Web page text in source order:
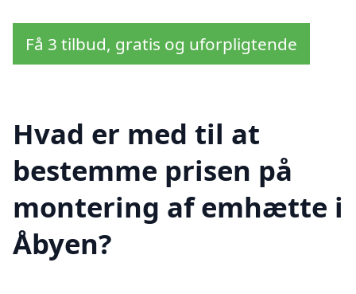
Få 3 tilbud, gratis og uforpligtende
Hvad er med til at
bestemme prisen på
montering af emhætte i
Åbyen?